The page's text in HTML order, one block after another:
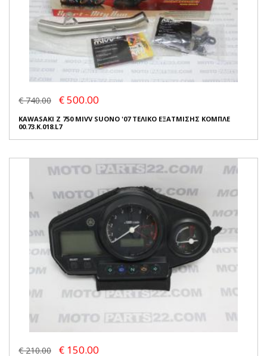
€ 740.00 € 500.00
KAWASAKI Z 750 MIVV SUONO '07 ΤΕΛΙΚΟ ΕΞΑΤΜΙΣΗΣ ΚΟΜΠΛΕ
00.73.K.018.L7
€ 210.00 € 150.00